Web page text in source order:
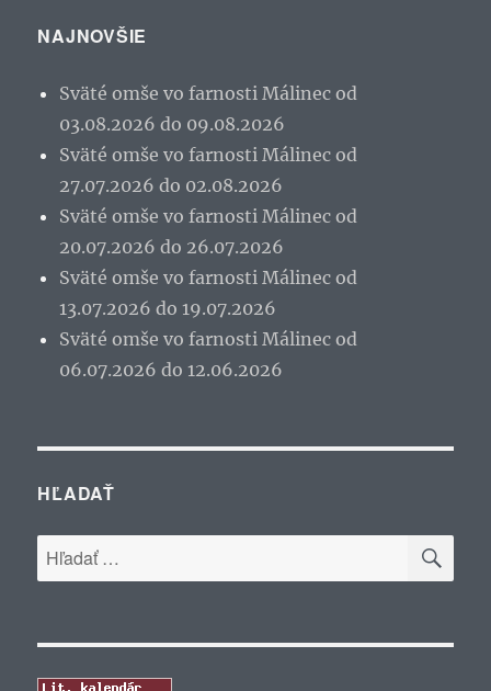
NAJNOVŠIE
Sväté omše vo farnosti Málinec od
03.08.2026 do 09.08.2026
Sväté omše vo farnosti Málinec od
27.07.2026 do 02.08.2026
Sväté omše vo farnosti Málinec od
20.07.2026 do 26.07.2026
Sväté omše vo farnosti Málinec od
13.07.2026 do 19.07.2026
Sväté omše vo farnosti Málinec od
06.07.2026 do 12.06.2026
HĽADAŤ
Hľadať: